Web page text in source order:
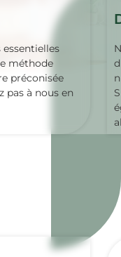
méthode
préconisée
pas à nous en